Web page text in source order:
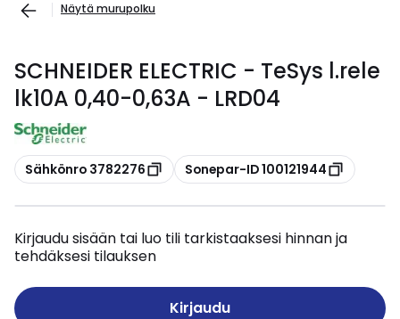
Näytä murupolku
SCHNEIDER ELECTRIC - TeSys l.rele
lk10A 0,40-0,63A - LRD04
Kopioi
Sähkönro 3782276 Kopioi
Sonepar-ID 100121944
Kirjaudu sisään tai luo tili tarkistaaksesi hinnan ja
tehdäksesi tilauksen
Kirjaudu